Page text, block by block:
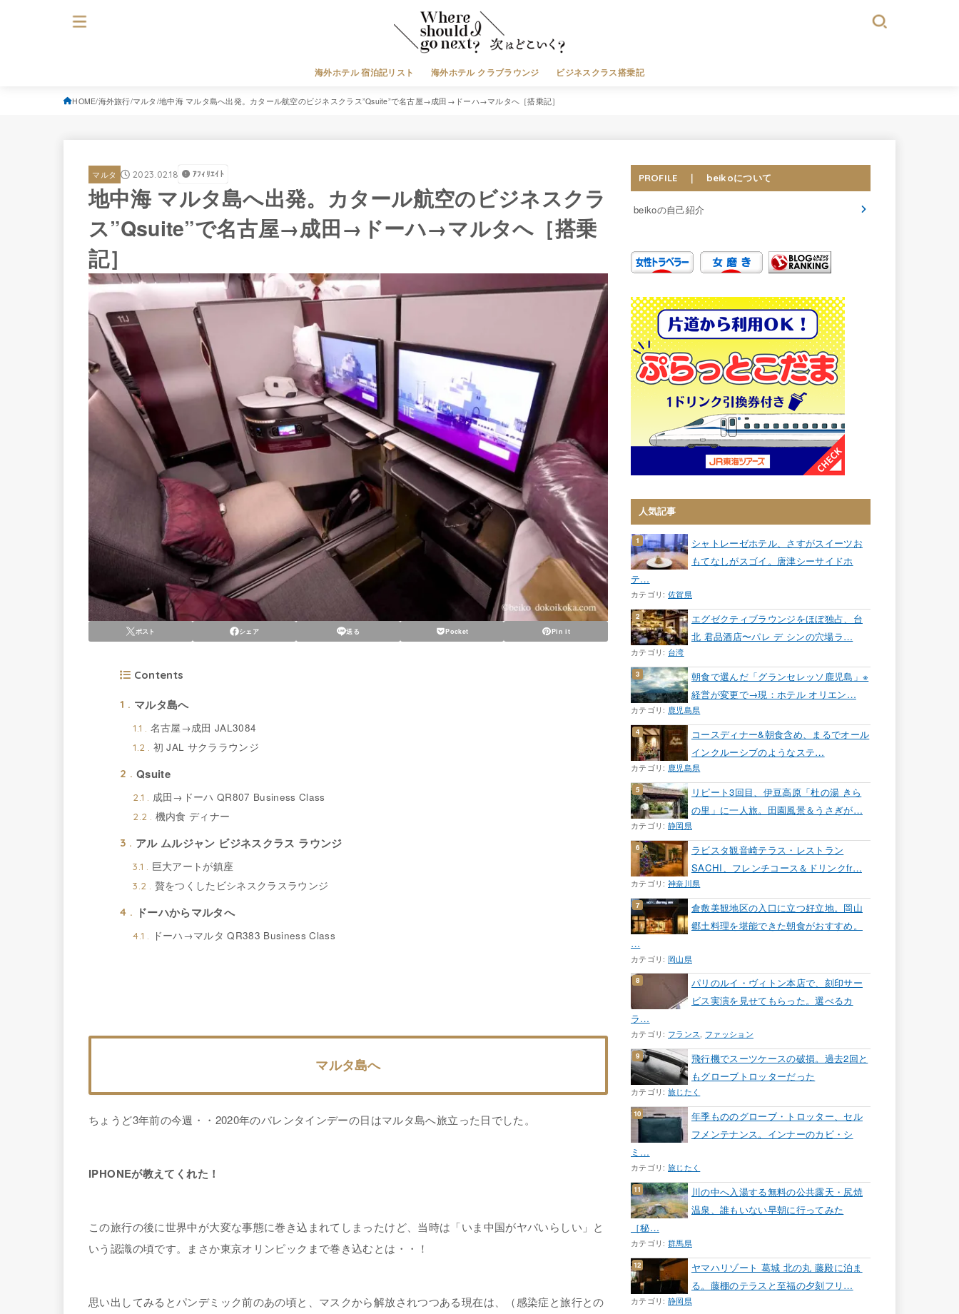
海外ホテル 宿泊記リスト 海外ホテル クラブラウンジ ビジネスクラス搭乗記
HOME 海外旅行 マルタ 地中海 マルタ島へ出発。カタール航空のビジネスクラス”Qsuite”で名古屋→成田→ドーハ→マルタへ［搭乗記］
マルタ 2023.02.18 ｱﾌｨﾘｴｲﾄ
地中海 マルタ島へ出発。カタール航空のビジネスクラ
ス”Qsuite”で名古屋→成田→ドーハ→マルタへ［搭乗
記］
ポスト シェア 送る Pocket Pin it
Contents
1 マルタ島へ
1.1 名古屋→成田 JAL3084
1.2
初 JAL サクララウンジ
2
Qsuite
2.1 成田→ドーハ QR807 Business Class
2.2
機内食 ディナー
3
アル ムルジャン ビジネスクラス ラウンジ
3.1 巨大アートが鎮座
3.2
贅をつくしたビシネスクラスラウンジ
4
ドーハからマルタへ
4.1 ドーハ→マルタ QR383 Business Class
マルタ島へ
ちょうど3年前の今週・・2020年のバレンタインデーの日はマルタ島へ旅立った日でした。
IPHONEが教えてくれた！
この旅行の後に世界中が大変な事態に巻き込まれてしまったけど、当時は「いま中国がヤバいらしい」と
いう認識の頃です。まさか東京オリンピックまで巻き込むとは・・！
思い出してみるとパンデミック前のあの頃と、マスクから解放されつつある現在は、（感染症と旅行との
PROFILE ｜ beikoについて
beikoの自己紹介
人気記事
シャトレーゼホテル、さすがスイーツお
もてなしがスゴイ。唐津シーサイドホ
テ…
カテゴリ: 佐賀県
エグゼクティブラウンジをほぼ独占、台
北 君品酒店〜パレ デ シンの穴場ラ…
カテゴリ: 台湾
朝食で選んだ「グランセレッソ鹿児島」※
経営が変更で→現：ホテル オリエン…
カテゴリ: 鹿児島県
コースディナー&朝食含め、まるでオール
インクルーシブのようなステ…
カテゴリ: 鹿児島県
リピート3回目、伊豆高原「杜の湯 きら
の里」に一人旅。田園風景＆うさぎが…
カテゴリ: 静岡県
ラビスタ観音崎テラス・レストラン
SACHI、フレンチコース＆ドリンクfr…
カテゴリ: 神奈川県
倉敷美観地区の入口に立つ好立地。岡山
郷土料理を堪能できた朝食がおすすめ。
…
カテゴリ: 岡山県
パリのルイ・ヴィトン本店で、刻印サー
ビス実演を見せてもらった。選べるカ
ラ…
カテゴリ: フランス, ファッション
飛行機でスーツケースの破損。過去2回と
もグローブトロッターだった
カテゴリ: 旅じたく
年季もののグローブ・トロッター、セル
フメンテナンス。インナーのカビ・シ
ミ…
カテゴリ: 旅じたく
川の中へ入湯する無料の公共露天・尻焼
温泉、誰もいない早朝に行ってみた
［秘…
カテゴリ: 群馬県
ヤマハリゾート 葛城 北の丸 藤殿に泊ま
る。藤棚のテラスと至福の夕刻フリ…
カテゴリ: 静岡県